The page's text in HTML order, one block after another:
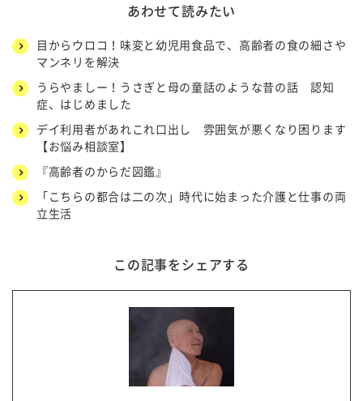
あわせて読みたい
目からウロコ！味変と幼児用食品で、高齢者の食の細さや
マンネリを解決
うらやましー！うさぎと母の童話のような昔の話 認知
症、はじめました
デイ利用者があれこれ口出し 雰囲気が悪くなり困ります
【お悩み相談室】
『高齢者のからだ図鑑』
「こちらの都合は二の次」時代に始まった介護と仕事の両
立生活
この記事をシェアする